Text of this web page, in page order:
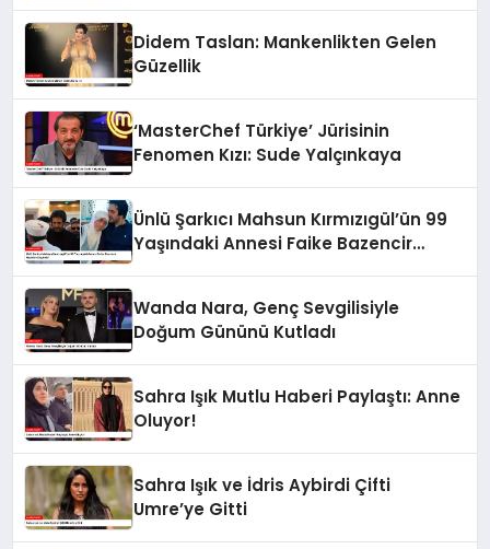
Didem Taslan: Mankenlikten Gelen
Güzellik
‘MasterChef Türkiye’ Jürisinin
Fenomen Kızı: Sude Yalçınkaya
Ünlü Şarkıcı Mahsun Kırmızıgül’ün 99
Yaşındaki Annesi Faike Bazencir
Wanda Nara, Genç Sevgilisiyle
Doğum Gününü Kutladı
Sahra Işık Mutlu Haberi Paylaştı: Anne
Oluyor!
Sahra Işık ve İdris Aybirdi Çifti
Umre’ye Gitti